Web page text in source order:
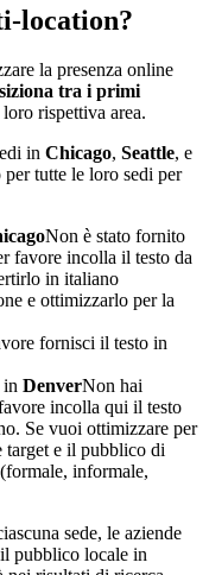
location?
la presenza online
tra i primi
rispettiva area.
in Chicago, Seattle, e
tutte le loro sedi per
Non è stato fornito
favore incolla il testo da
in italiano
e ottimizzarlo per la
fornisci il testo in
in DenverNon hai
incolla qui il testo
Se vuoi ottimizzare per
target e il pubblico di
informale,
sede, le aziende
pubblico locale in